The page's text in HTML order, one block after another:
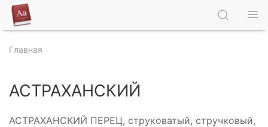
Главная
АСТРАХАНСКИЙ
АСТРАХАНСКИЙ ПЕРЕЦ, струковатый, стручковый,